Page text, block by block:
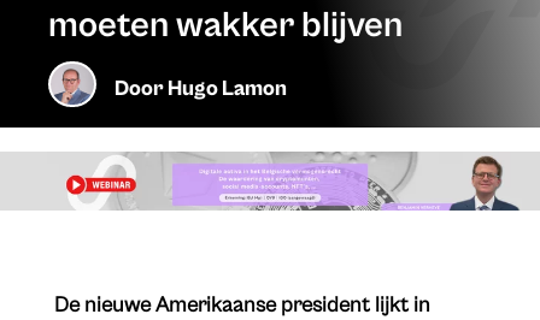
moeten wakker blijven
DoorHugo Lamon
De nieuwe Amerikaanse president lijkt in